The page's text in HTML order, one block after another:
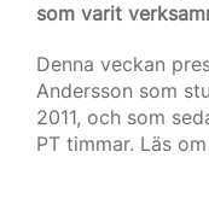
som varit
Denna veckan
Andersson som
2011, och som
PT timmar. Läs